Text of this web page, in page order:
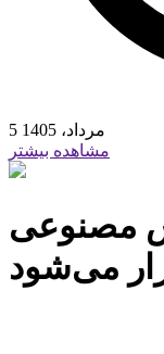
5 مرداد، 1405
مشاهده بیشتر
مصنوعی